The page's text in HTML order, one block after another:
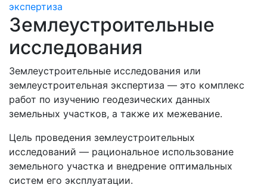
экспертиза
Землеустроительные
исследования
Землеустроительные исследования или
землеустроительная экспертиза — это комплекс
работ по изучению геодезических данных
земельных участков, а также их межевание.
Цель проведения землеустроительных
исследований — рациональное использование
земельного участка и внедрение оптимальных
систем его эксплуатации.